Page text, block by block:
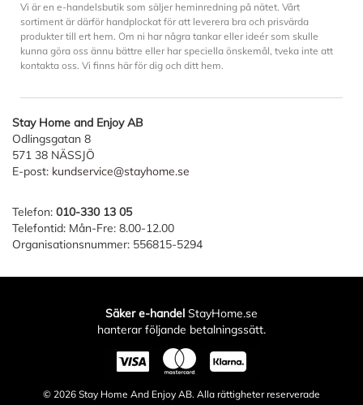
Vi är en e-handelsbutik som säljer heminredning på nätet. Vårt
sortiment är därför handplockat för att leverera bra och prisvärda
produkter till ert hem. Om ni har några tankar eller ideér som skulle
kunna göra oss ännu bättre eller har speciella önskemål, tveka inte att
kontakta oss. Vi finns här för dig och ditt hem.
Stay Home and Enjoy AB
Odlingsgatan 8
571 38 NÄSSJÖ
E-post: kundservice@stayhome.se
Telefon: 010-330 13 05
Telefontid: Mån-Fre: 8.00-12.00
Organisationsnummer: 556815-5294
Säker e-handel StayHome.se
hanterar följande betalningssätt.
© 2026 Stay Home And Enjoy AB. Alla rättigheter reserverade